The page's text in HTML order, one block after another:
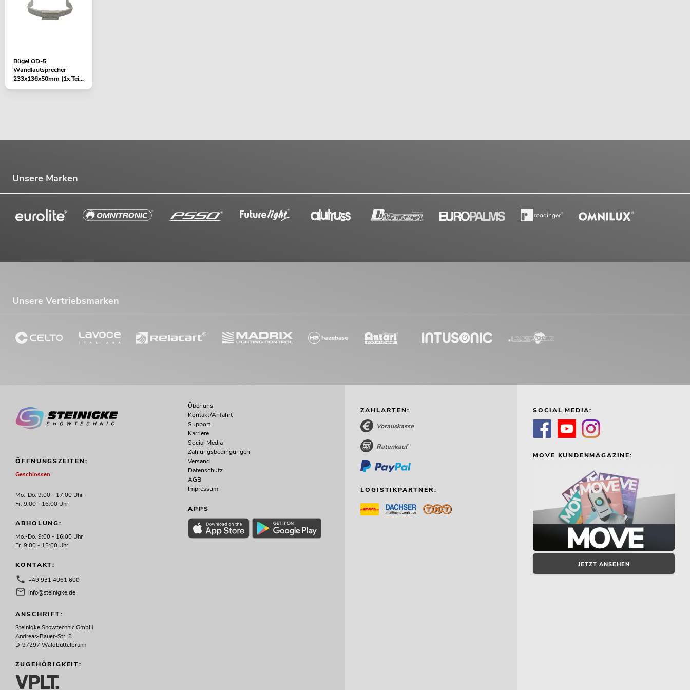
Bügel OD-5
Wandlautsprecher
233x136x50mm (1x Teil)
weiß
Unsere Marken
Unsere Vertriebsmarken
ÖFFNUNGSZEITEN:
Geschlossen
Mo.-Do. 9:00 - 17:00 Uhr
Fr. 9:00 - 16:00 Uhr
ABHOLUNG:
Mo.-Do. 9:00 - 16:00 Uhr
Fr. 9:00 - 15:00 Uhr
KONTAKT:
+49 931 4061 600
info@steinigke.de
ANSCHRIFT:
Steinigke Showtechnic GmbH
Andreas-Bauer-Str. 5
D-97297 Waldbüttelbrunn
ZUGEHÖRIGKEIT:
Über uns
Kontakt/Anfahrt
Support
Karriere
Social Media
Zahlungsbedingungen
Versand
Datenschutz
AGB
Impressum
APPS
ZAHLARTEN:
Vorauskasse
Ratenkauf
LOGISTIKPARTNER:
SOCIAL MEDIA:
MOVE KUNDENMAGAZINE:
JETZT ANSEHEN